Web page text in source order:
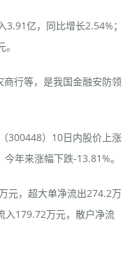
亿，同比增长2.54%；
行等，是我国金融安防领
）10日内股价上涨
年来涨幅下跌-13.81%。
，超大单净流出274.2万
入179.72万元，散户净流